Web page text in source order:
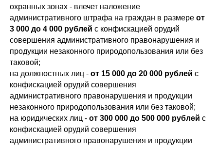
охранных зонах - влечет наложение
административного штрафа на граждан в размере от
3 000 до 4 000 рублей с конфискацией орудий
совершения административного правонарушения и
продукции незаконного природопользования или без
таковой;
на должностных лиц - от 15 000 до 20 000 рублей с
конфискацией орудий совершения
административного правонарушения и продукции
незаконного природопользования или без таковой;
на юридических лиц - от 300 000 до 500 000 рублей с
конфискацией орудий совершения
административного правонарушения и продукции